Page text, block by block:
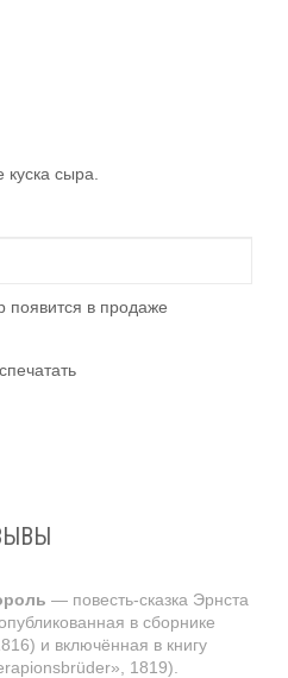
сыра.
появится в продаже
— повесть-сказка Эрнста
в сборнике
и включённая в книгу
1819).